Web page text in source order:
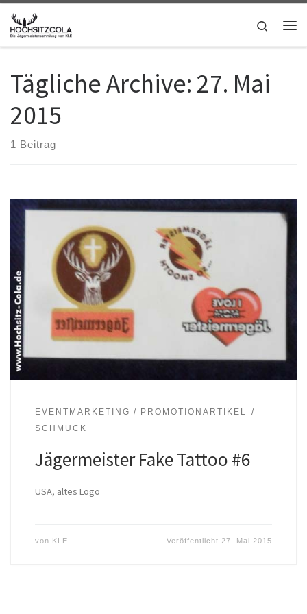
Zum Inhalt springen
Search
Tägliche Archive: 27. Mai
2015
1 Beitrag
EVENTMARKETING / PROMOTIONARTIKEL
SCHMUCK
Jägermeister Fake Tattoo #6
USA, altes Logo
von KLE Veröffentlicht 27. Mai 2015